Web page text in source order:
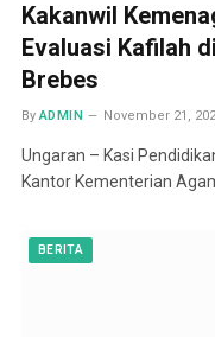
Kakanwil
Evaluasi Kafilah
Brebes
By ADMIN November 21,
Ungaran – Kasi
Kantor Kementerian
BERITA